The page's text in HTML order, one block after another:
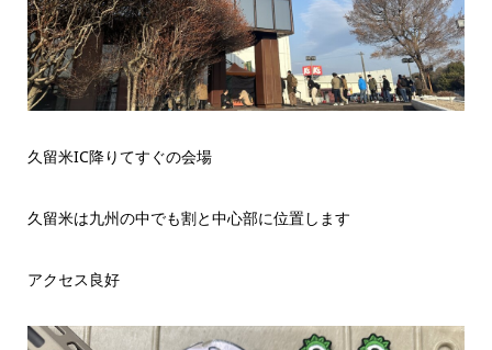
久留米IC降りてすぐの会場
久留米は九州の中でも割と中心部に位置します
アクセス良好